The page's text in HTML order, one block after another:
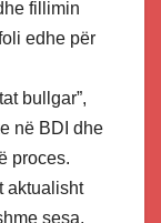
fillimin
edhe për
bullgar”,
në BDI dhe
proces.
aktualisht
sesa,